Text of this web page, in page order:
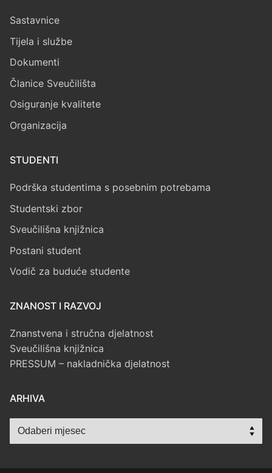
Sastavnice
Tijela i službe
Dokumenti
Članice Sveučilišta
Osiguranje kvalitete
Organizacija
STUDENTI
Podrška studentima s posebnim potrebama
Studentski zbor
Sveučilišna knjižnica
Postani student
Vodič za buduće studente
ZNANOST I RAZVOJ
Znanstvena i stručna djelatnost
Sveučilišna knjižnica
PRESSUM – nakladnička djelatnost
ARHIVA
Arhiva